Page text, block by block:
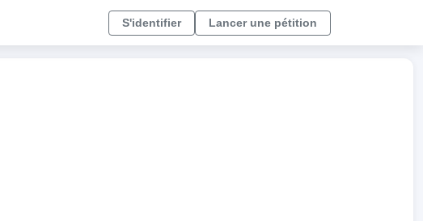
S'identifier Lancer une pétition